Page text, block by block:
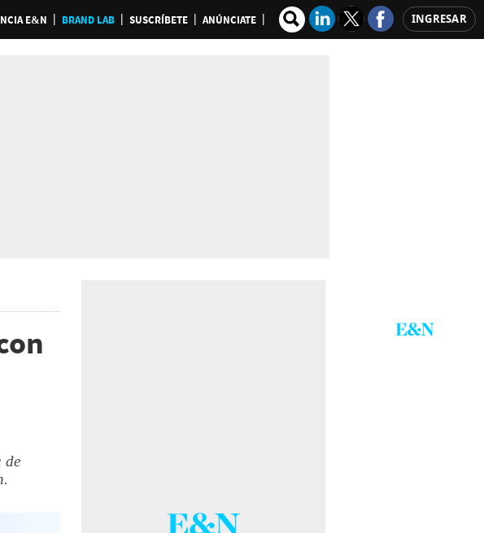
E&N BRAND LAB SUSCRÍBETE ANÚNCIATE INGRESAR
de